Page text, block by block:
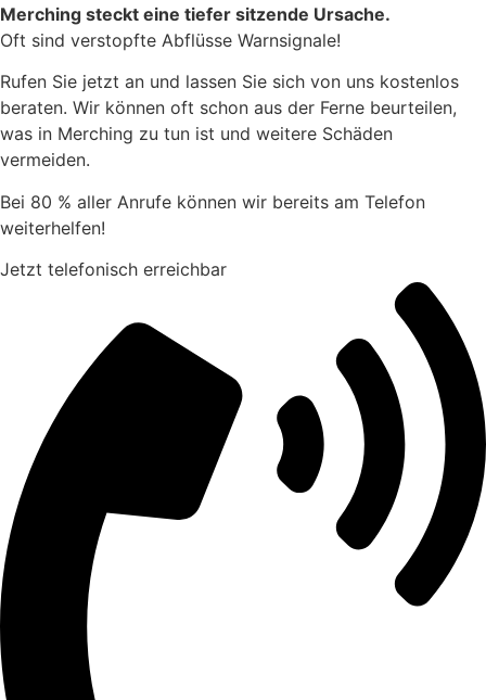
Merching steckt eine tiefer sitzende Ursache.
Oft sind verstopfte Abflüsse Warnsignale!
Rufen Sie jetzt an und lassen Sie sich von uns kostenlos
beraten. Wir können oft schon aus der Ferne beurteilen,
was in Merching zu tun ist und weitere Schäden
vermeiden.
Bei 80 % aller Anrufe können wir bereits am Telefon
weiterhelfen!
Jetzt telefonisch erreichbar